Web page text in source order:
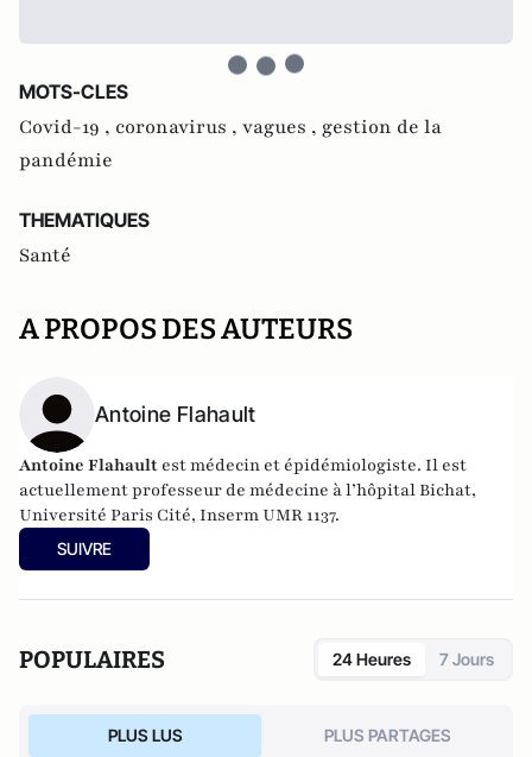
MOTS-CLES
Covid-19 , coronavirus , vagues , gestion de la
pandémie
THEMATIQUES
Santé
A PROPOS DES AUTEURS
Antoine Flahault
Antoine Flahault est médecin et épidémiologiste. Il est
actuellement professeur de médecine à l’hôpital Bichat,
Université Paris Cité, Inserm UMR 1137.
SUIVRE
POPULAIRES 24 Heures 7 Jours
PLUS LUS PLUS PARTAGES